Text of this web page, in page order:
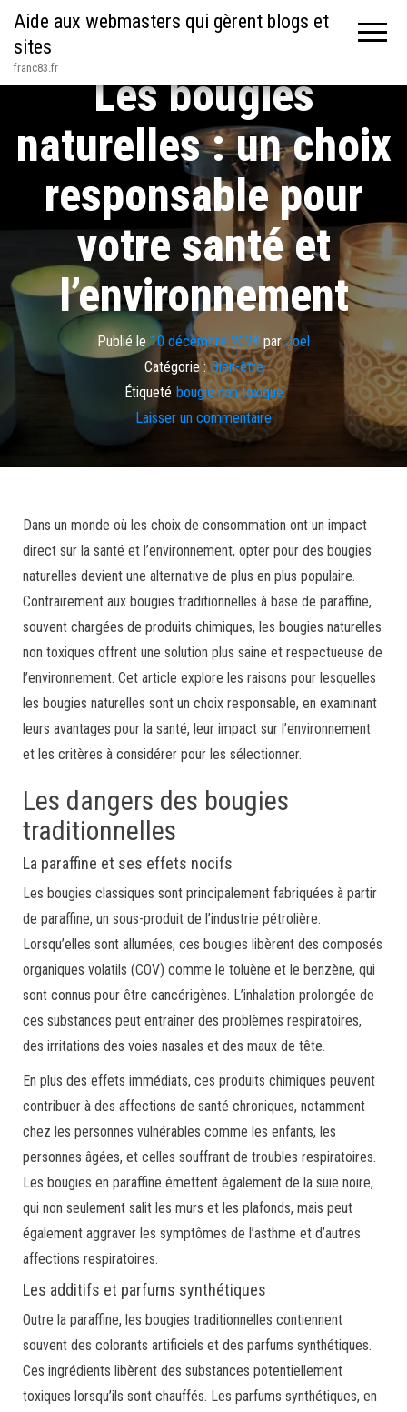
Aide aux webmasters qui gèrent blogs et
sites
franc83.fr
Les bougies
naturelles : un choix
responsable pour
votre santé et
l’environnement
Publié le 10 décembre 2024 parJoel
Catégorie : Bien-être
Étiqueté bougie non toxique
Laisser un commentaire
Dans un monde où les choix de consommation ont un impact
direct sur la santé et l’environnement, opter pour des bougies
naturelles devient une alternative de plus en plus populaire.
Contrairement aux bougies traditionnelles à base de paraffine,
souvent chargées de produits chimiques, les bougies naturelles
non toxiques offrent une solution plus saine et respectueuse de
l’environnement. Cet article explore les raisons pour lesquelles
les bougies naturelles sont un choix responsable, en examinant
leurs avantages pour la santé, leur impact sur l’environnement
et les critères à considérer pour les sélectionner.
Les dangers des bougies
traditionnelles
La paraffine et ses effets nocifs
Les bougies classiques sont principalement fabriquées à partir
de paraffine, un sous-produit de l’industrie pétrolière.
Lorsqu’elles sont allumées, ces bougies libèrent des composés
organiques volatils (COV) comme le toluène et le benzène, qui
sont connus pour être cancérigènes. L’inhalation prolongée de
ces substances peut entraîner des problèmes respiratoires,
des irritations des voies nasales et des maux de tête.
En plus des effets immédiats, ces produits chimiques peuvent
contribuer à des affections de santé chroniques, notamment
chez les personnes vulnérables comme les enfants, les
personnes âgées, et celles souffrant de troubles respiratoires.
Les bougies en paraffine émettent également de la suie noire,
qui non seulement salit les murs et les plafonds, mais peut
également aggraver les symptômes de l’asthme et d’autres
affections respiratoires.
Les additifs et parfums synthétiques
Outre la paraffine, les bougies traditionnelles contiennent
souvent des colorants artificiels et des parfums synthétiques.
Ces ingrédients libèrent des substances potentiellement
toxiques lorsqu’ils sont chauffés. Les parfums synthétiques, en